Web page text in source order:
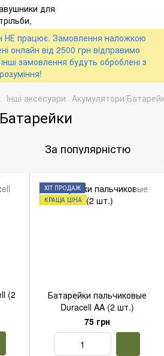
НЕ працює. Замовлення наложкою
онлайн від 2500 грн відправимо
замовлення будуть оброблені з
Інші аксесуари Акумулятори/
За популярністю
(2
ХІТ ПРОДАЖ
КРАЩА ЦІНА
Батарейки пальчиковые
Duracell AA (2 шт.)
75 грн